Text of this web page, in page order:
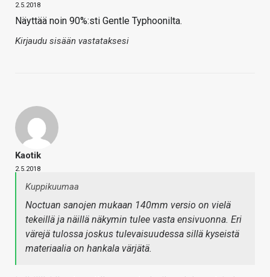
2.5.2018
Näyttää noin 90%:sti Gentle Typhoonilta.
Kirjaudu sisään vastataksesi
Kaotik
2.5.2018
Kuppikuumaa
Noctuan sanojen mukaan 140mm versio on vielä
tekeillä ja näillä näkymin tulee vasta ensivuonna. Eri
värejä tulossa joskus tulevaisuudessa sillä kyseistä
materiaalia on hankala värjätä.